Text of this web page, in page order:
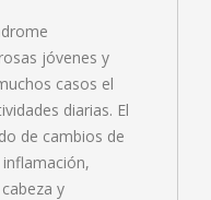
jóvenes y
casos el
diarias. El
de cambios de
y